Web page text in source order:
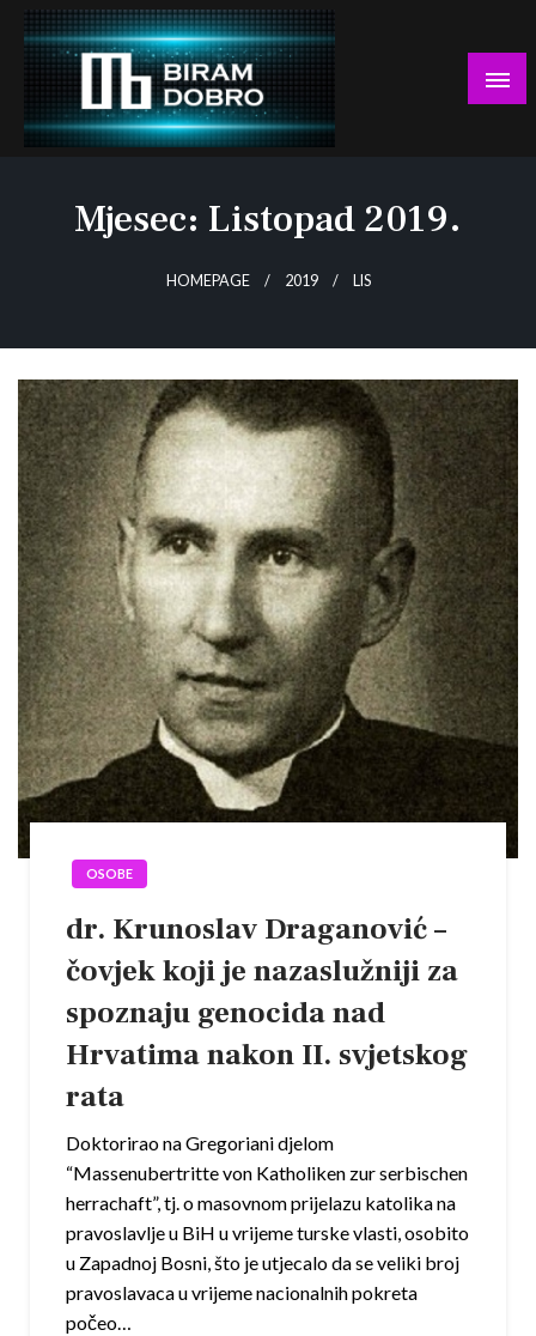
Skip
content
Mjesec: Listopad 2019.
HOMEPAGE 2019 LIS
OSOBE
dr. Krunoslav Draganović –
čovjek koji je nazaslužniji za
spoznaju genocida nad
Hrvatima nakon II. svjetskog
rata
Doktorirao na Gregoriani djelom
“Massenubertritte von Katholiken zur serbischen
herrachaft”, tj. o masovnom prijelazu katolika na
pravoslavlje u BiH u vrijeme turske vlasti, osobito
u Zapadnoj Bosni, što je utjecalo da se veliki broj
pravoslavaca u vrijeme nacionalnih pokreta
počeo…